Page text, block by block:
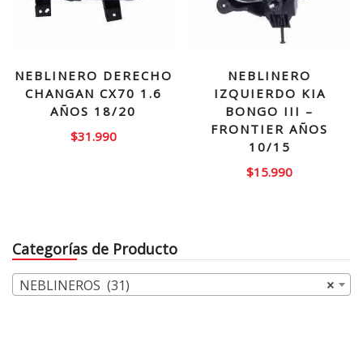
NEBLINERO DERECHO
CHANGAN CX70 1.6
AÑOS 18/20
$31.990
NEBLINERO
IZQUIERDO KIA
BONGO III –
FRONTIER AÑOS
10/15
$15.990
Categorías de Producto
×
NEBLINEROS (31)